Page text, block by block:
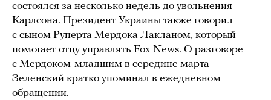
состоялся за несколько недель до увольнения
Карлсона. Президент Украины также говорил
с сыном Руперта Мердока Лакланом, который
помогает отцу управлять Fox News. О разговоре
с Мердоком-младшим в середине марта
Зеленский кратко упоминал в ежедневном
обращении.